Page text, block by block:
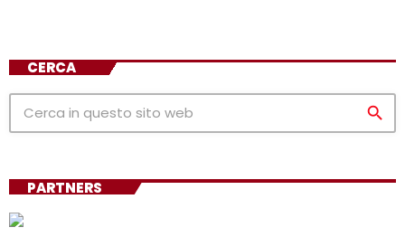
CERCA
search
PARTNERS